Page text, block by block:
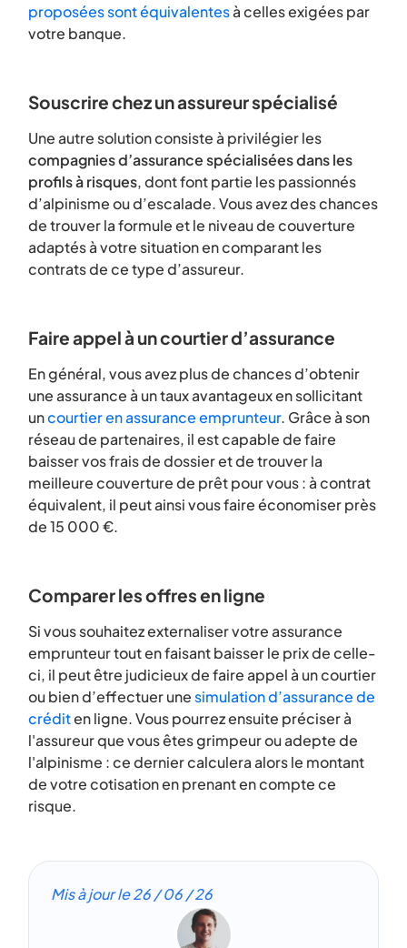
proposées sont équivalentesà celles exigées par
votre banque.
Souscrire chez un assureur spécialisé
Une autre solution consiste à privilégier les
compagnies d’assurance spécialisées dans les
profils à risques, dont font partie les passionnés
d’alpinisme ou d’escalade. Vous avez des chances
de trouver la formule et le niveau de couverture
adaptés à votre situation en comparant les
contrats de ce type d’assureur.
Faire appel à un courtier d’assurance
En général, vous avez plus de chances d’obtenir
une assurance à un taux avantageux en sollicitant
uncourtier en assurance emprunteur. Grâce à son
réseau de partenaires, il est capable de faire
baisser vos frais de dossier et de trouver la
meilleure couverture de prêt pour vous : à contrat
équivalent, il peut ainsi vous faire économiser près
de 15 000 €.
Comparer les offres en ligne
Si vous souhaitez externaliser votre assurance
emprunteur tout en faisant baisser le prix de celle-
ci, il peut être judicieux de faire appel à un courtier
ou bien d’effectuer unesimulation d’assurance de
créditen ligne. Vous pourrez ensuite préciser à
l'assureur que vous êtes grimpeur ou adepte de
l'alpinisme : ce dernier calculera alors le montant
de votre cotisation en prenant en compte ce
risque.
Mis à jour le26 / 06 / 26